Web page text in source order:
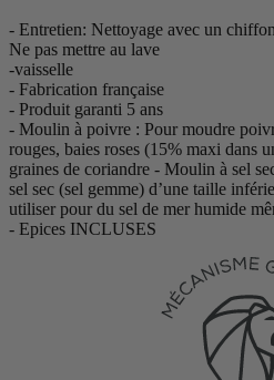
- Entretien: Nettoyage avec un
Ne pas mettre au lave
-vaisselle
- Fabrication française
- Produit garanti 5 ans
- Moulin à poivre : Pour moudre
rouges, baies roses (15% maxi dans
graines de coriandre - Moulin à sel
sel sec (sel gemme) d’une taille
utiliser pour du sel de mer humide
- Epices INCLUSES